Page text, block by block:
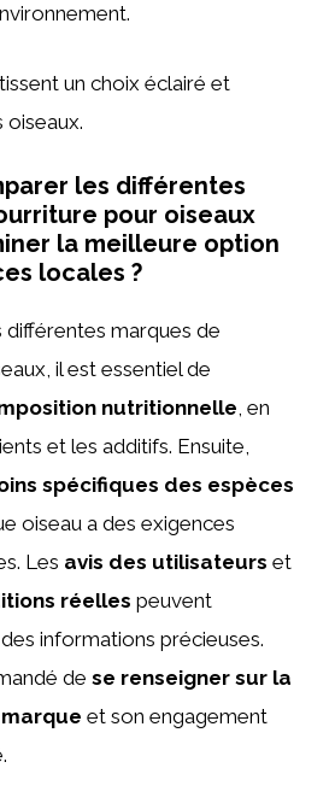
un choix éclairé et
oiseaux.
les différentes
pour oiseaux
la meilleure option
locales ?
marques de
il est essentiel de
nutritionnelle, en
et les additifs. Ensuite,
spécifiques des espèces
oiseau a des exigences
Les avis des utilisateurs et
réelles peuvent
informations précieuses.
de se renseigner sur la
et son engagement